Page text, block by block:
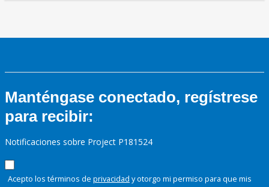
Manténgase conectado, regístrese
para recibir:
Notificaciones sobre Project P181524
Acepto los términos de privacidad y otorgo mi permiso para que mis